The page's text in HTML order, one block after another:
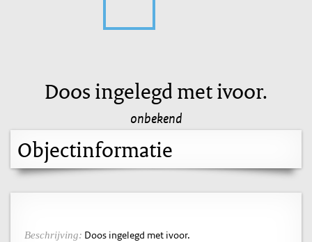
Doos ingelegd met ivoor.
onbekend
Objectinformatie
Beschrijving: Doos ingelegd met ivoor.